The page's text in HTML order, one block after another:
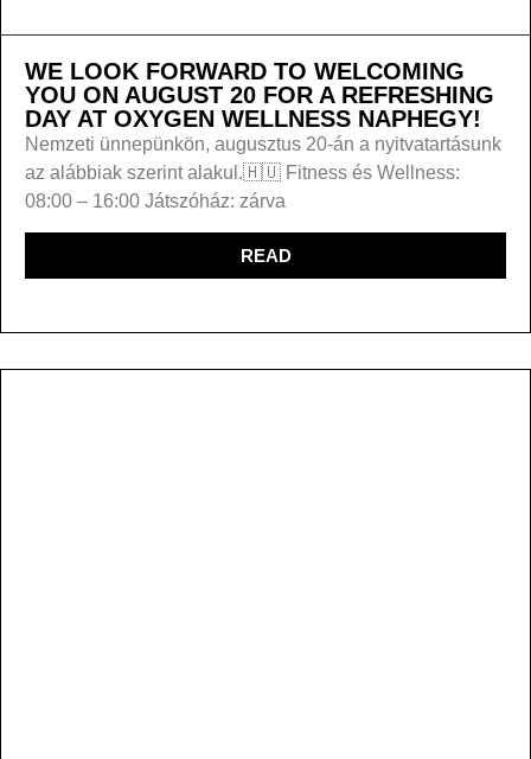
WE LOOK FORWARD TO WELCOMING
YOU ON AUGUST 20 FOR A REFRESHING
DAY AT OXYGEN WELLNESS NAPHEGY!
Nemzeti ünnepünkön, augusztus 20-án a nyitvatartásunk
az alábbiak szerint alakul.🇭🇺 Fitness és Wellness:
08:00 – 16:00 Játszóház: zárva
READ